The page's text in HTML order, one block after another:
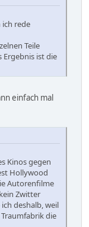
rede
Teile
Ergebnis ist die
einfach mal
Kinos gegen
Hollywood
Autorenfilme
Zwitter
deshalb, weil
die